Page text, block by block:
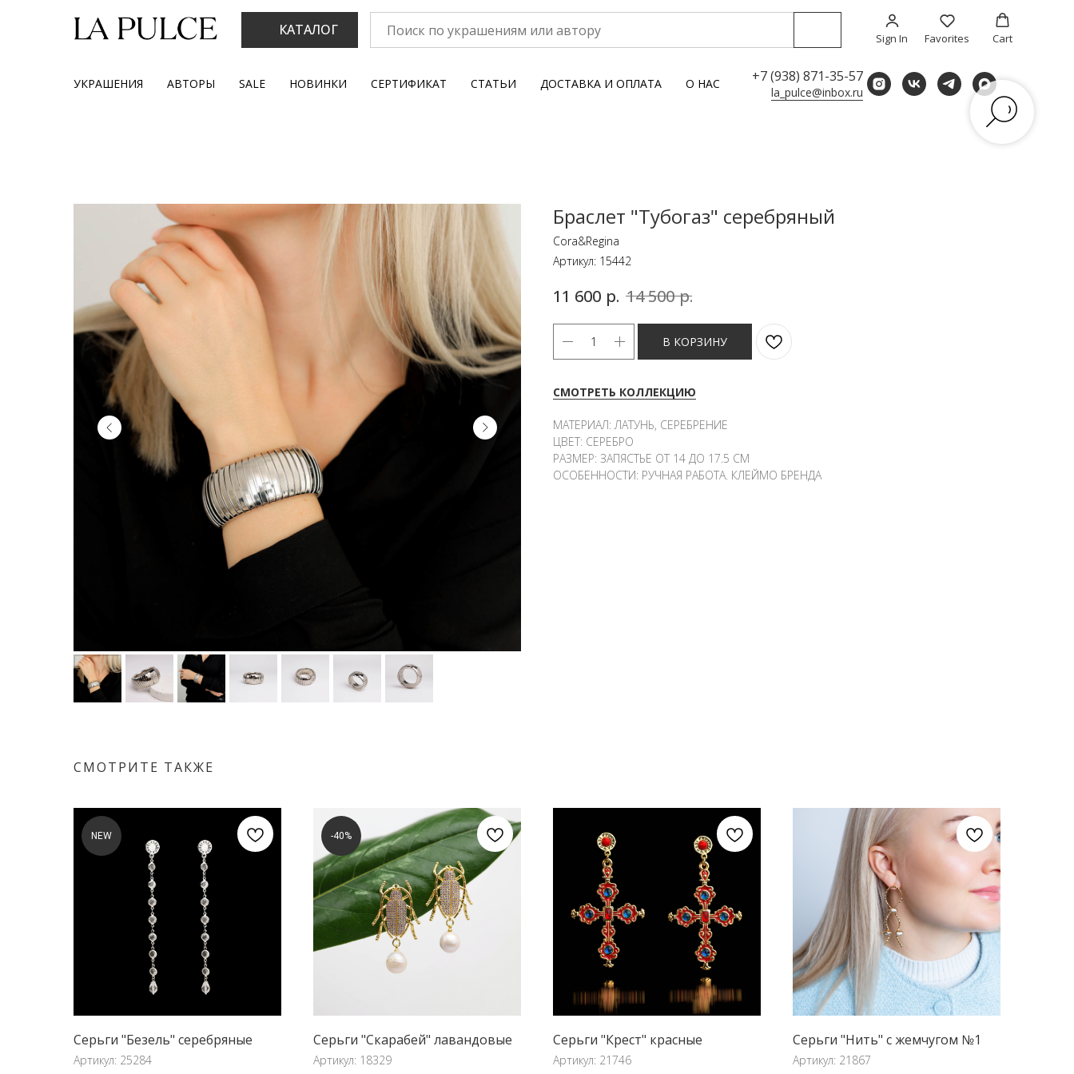
КАТАЛОГ Sign In Favorites Cart
УКРАШЕНИЯ АВТОРЫ SALE НОВИНКИ СЕРТИФИКАТ СТАТЬИ ДОСТАВКА И ОПЛАТА О НАС +7 (938) 871-35-57
la_pulce@inbox.ru
Браслет "Тубогаз" серебряный
Cora&Regina
Артикул: 15442
11 600 р. 14 500 р.
В КОРЗИНУ
СМОТРЕТЬ КОЛЛЕКЦИЮ
МАТЕРИАЛ: ЛАТУНЬ, СЕРЕБРЕНИЕ
ЦВЕТ: СЕРЕБРО
РАЗМЕР: ЗАПЯСТЬЕ ОТ 14 ДО 17.5 СМ
ОСОБЕННОСТИ: РУЧНАЯ РАБОТА. КЛЕЙМО БРЕНДА
СМОТРИТЕ ТАКЖЕ
NEW
Серьги "Безель" серебряные
Артикул: 25284
-40%
Серьги "Скарабей" лавандовые
Артикул: 18329
Серьги "Крест" красные
Артикул: 21746
Серьги "Нить" с жемчугом №1
Артикул: 21867